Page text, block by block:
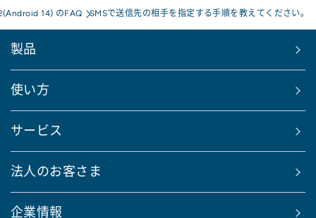
14) のFAQ SMSで送信先の相手を指定する手順を教えてください。
製品
使い方
サービス
法人のお客さま
企業情報